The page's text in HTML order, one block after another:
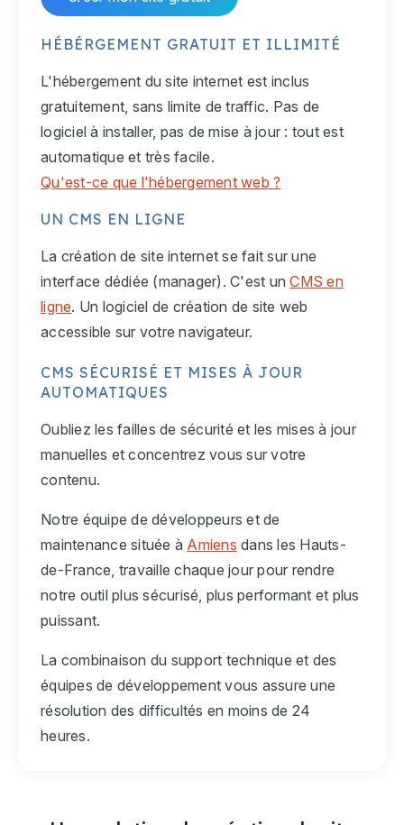
HÉBÉRGEMENT GRATUIT ET ILLIMITÉ
L'hébergement du site internet est inclus
gratuitement, sans limite de traffic. Pas de
logiciel à installer, pas de mise à jour : tout est
automatique et très facile.
Qu'est-ce que l'hébergement web ?
UN CMS EN LIGNE
La création de site internet se fait sur une
interface dédiée (manager). C'est unCMS en
ligne. Un logiciel de création de site web
accessible sur votre navigateur.
CMS SÉCURISÉ ET MISES À JOUR
AUTOMATIQUES
Oubliez les failles de sécurité et les mises à jour
manuelles et concentrez vous sur votre
contenu.
Notre équipe de développeurs et de
maintenance située à Amiens dans les Hauts-
de-France, travaille chaque jour pour rendre
notre outil plus sécurisé, plus performant et plus
puissant.
La combinaison du support technique et des
équipes de développement vous assure une
résolution des difficultés en moins de 24
heures.